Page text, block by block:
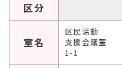
区分
室名
区民活動
支援会議室
1-1